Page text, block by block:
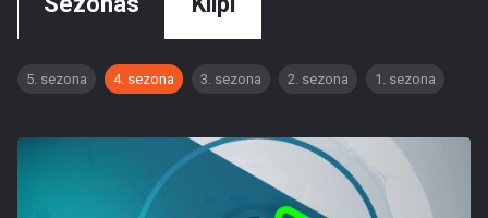
5. sezona 4. sezona 3. sezona 2. sezona 1. sezona